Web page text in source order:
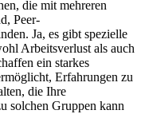
die mit mehreren
Peer-
Ja, es gibt spezielle
Arbeitsverlust als auch
ein starkes
Erfahrungen zu
die Ihre
solchen Gruppen kann